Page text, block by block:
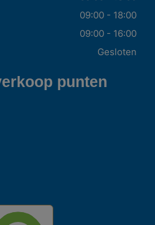
09:00 - 18:00
09:00 - 16:00
Gesloten
punten